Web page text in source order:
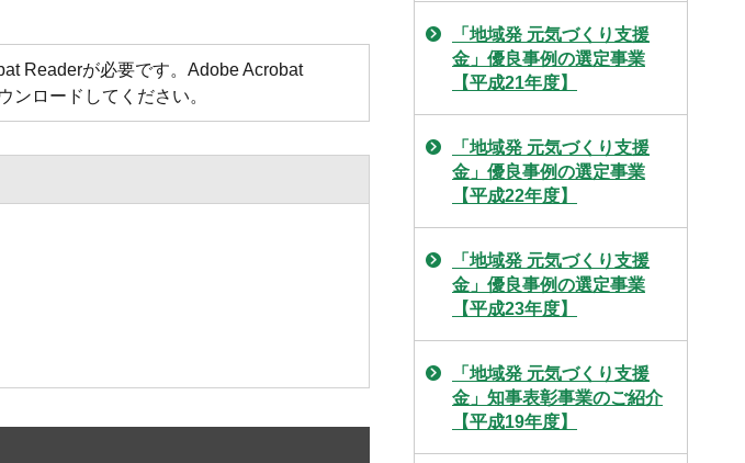
Readerが必要です。Adobe Acrobat
ンロードしてください。
「地域発 元気づくり支援
金」優良事例の選定事業
【平成21年度】
「地域発 元気づくり支援
金」優良事例の選定事業
【平成22年度】
「地域発 元気づくり支援
金」優良事例の選定事業
【平成23年度】
「地域発 元気づくり支援
金」知事表彰事業のご紹介
【平成19年度】